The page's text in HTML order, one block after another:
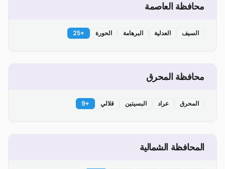
محافظة العاصمة
السيف العدلية البرهامة الحورة +
25
محافظة المحرق
المحرق عراد البسيتين قلالي +
9
المحافظة الشمالية